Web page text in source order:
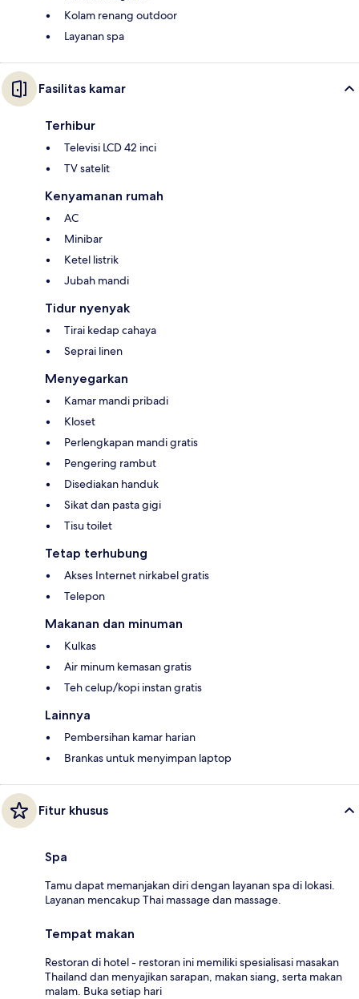
Kolam renang outdoor
Layanan spa
Fasilitas kamar
Terhibur
Televisi LCD 42 inci
TV satelit
Kenyamanan rumah
AC
Minibar
Ketel listrik
Jubah mandi
Tidur nyenyak
Tirai kedap cahaya
Seprai linen
Menyegarkan
Kamar mandi pribadi
Kloset
Perlengkapan mandi gratis
Pengering rambut
Disediakan handuk
Sikat dan pasta gigi
Tisu toilet
Tetap terhubung
Akses Internet nirkabel gratis
Telepon
Makanan dan minuman
Kulkas
Air minum kemasan gratis
Teh celup/kopi instan gratis
Lainnya
Pembersihan kamar harian
Brankas untuk menyimpan laptop
Fitur khusus
Spa
Tamu dapat memanjakan diri dengan layanan spa di lokasi.
Layanan mencakup Thai massage dan massage.
Tempat makan
Restoran di hotel - restoran ini memiliki spesialisasi masakan
Thailand dan menyajikan sarapan, makan siang, serta makan
malam. Buka setiap hari